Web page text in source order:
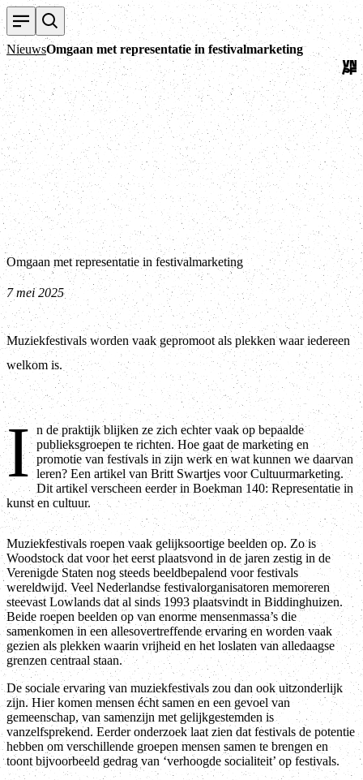
NieuwsOmgaan met representatie in festivalmarketing
Omgaan met representatie in festivalmarketing
7 mei 2025
Muziekfestivals worden vaak gepromoot als plekken waar iedereen
welkom is.
I n de praktijk blijken ze zich echter vaak op bepaalde
publieksgroepen te richten. Hoe gaat de marketing en
promotie van festivals in zijn werk en wat kunnen we daarvan
leren? Een artikel van Britt Swartjes voor Cultuurmarketing.
Dit artikel verscheen eerder in Boekman 140: Representatie in
kunst en cultuur.
Muziekfestivals roepen vaak gelijksoortige beelden op. Zo is
Woodstock dat voor het eerst plaatsvond in de jaren zestig in de
Verenigde Staten nog steeds beeldbepalend voor festivals
wereldwijd. Veel Nederlandse festivalorganisatoren memoreren
steevast Lowlands dat al sinds 1993 plaatsvindt in Biddinghuizen.
Beide roepen beelden op van enorme mensenmassa’s die
samenkomen in een allesovertreffende ervaring en worden vaak
gezien als plekken waarin vrijheid en het loslaten van alledaagse
grenzen centraal staan.
De sociale ervaring van muziekfestivals zou dan ook uitzonderlijk
zijn. Hier komen mensen écht samen en een gevoel van
gemeenschap, van samenzijn met gelijkgestemden is
vanzelfsprekend. Eerder onderzoek laat zien dat festivals de potentie
hebben om verschillende groepen mensen samen te brengen en
toont bijvoorbeeld gedrag van ‘verhoogde socialiteit’ op festivals.